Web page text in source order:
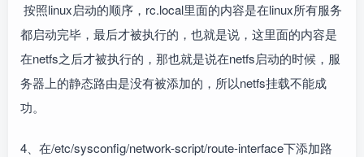
按照linux启动的顺序，rc.local里面的内容是在linux所有服务
都启动完毕，最后才被执行的，也就是说，这里面的内容是
在netfs之后才被执行的，那也就是说在netfs启动的时候，服
务器上的静态路由是没有被添加的，所以netfs挂载不能成
功。
4、在/etc/sysconfig/network-script/route-interface下添加路